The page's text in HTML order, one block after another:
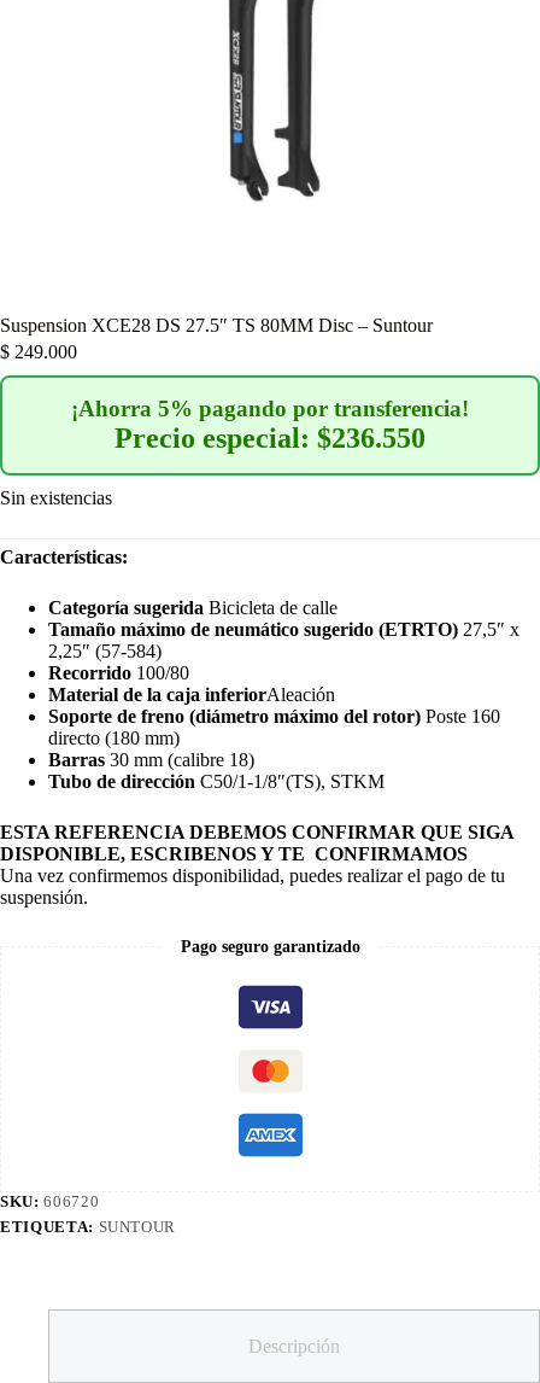
Suspension XCE28 DS 27.5″ TS 80MM Disc – Suntour
$ 249.000
¡Ahorra 5% pagando por transferencia!
Precio especial: $236.550
Sin existencias
Características:
Categoría sugerida Bicicleta de calle
Tamaño máximo de neumático sugerido (ETRTO) 27,5″ x
2,25″ (57-584)
Recorrido 100/80
Material de la caja inferiorAleación
Soporte de freno (diámetro máximo del rotor) Poste 160
directo (180 mm)
Barras 30 mm (calibre 18)
Tubo de dirección C50/1-1/8″(TS), STKM
ESTA REFERENCIA DEBEMOS CONFIRMAR QUE SIGA
DISPONIBLE, ESCRIBENOS Y TE CONFIRMAMOS
Una vez confirmemos disponibilidad, puedes realizar el pago de tu
suspensión.
Pago seguro garantizado
SKU:606720
ETIQUETA: SUNTOUR
Descripción